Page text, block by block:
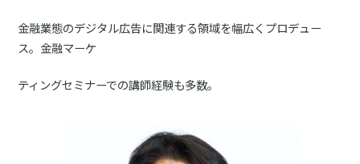
金融業態のデジタル広告に関連する領域を幅広くプロデュー
ス。金融マーケ
ティングセミナーでの講師経験も多数。